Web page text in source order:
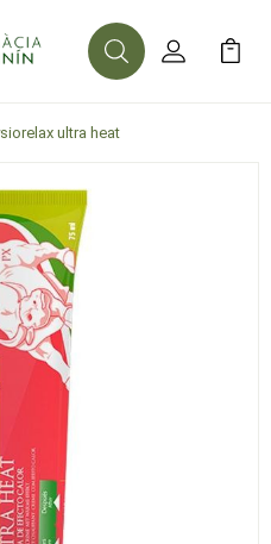
BuscarMi Cuenta
Mi
ultra heat